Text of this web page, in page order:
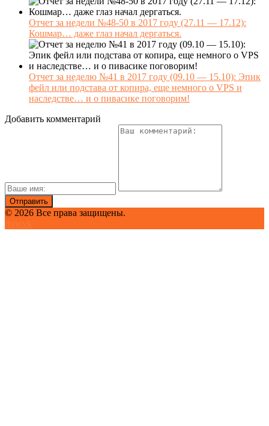
Отчет за недели №48-50 в 2017 году (27.11 — 17.12):
Кошмар… даже глаз начал дергаться.
Отчет за неделю №41 в 2017 году (09.10 — 15.10): Эпик
фейл или подстава от копира, еще немного о VPS и
наследстве… и о пивасике поговорим!
Добавить комментарий
© 2026 Все права защищены.
fbtw vk